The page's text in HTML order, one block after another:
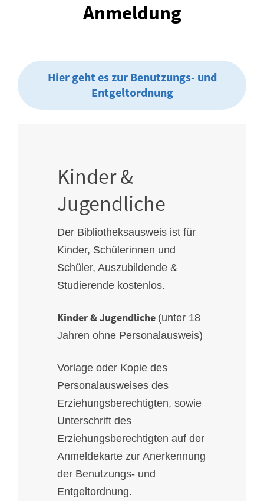
Anmeldung
Hier geht es zur Benutzungs- und
Entgeltordnung
Kinder &
Jugendliche
Der Bibliotheksausweis ist für
Kinder, Schülerinnen und
Schüler, Auszubildende &
Studierende kostenlos.
Kinder & Jugendliche (unter 18
Jahren ohne Personalausweis)
Vorlage oder Kopie des
Personalausweises des
Erziehungsberechtigten, sowie
Unterschrift des
Erziehungsberechtigten auf der
Anmeldekarte zur Anerkennung
der Benutzungs- und
Entgeltordnung.